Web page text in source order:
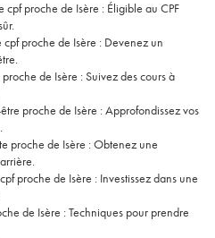
cpf proche de Isère : Éligible au CPF
cpf proche de Isère : Devenez un
de Isère : Suivez des cours à
proche de Isère : Approfondissez vos
proche de Isère : Obtenez une
proche de Isère : Investissez dans une
de Isère : Techniques pour prendre